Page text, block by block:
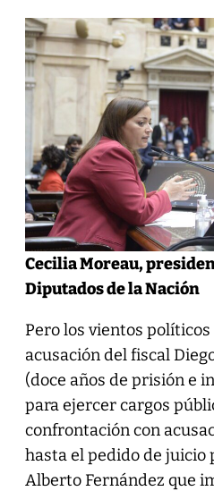
Cecilia Moreau,
Diputados de la Nación
Pero los vientos políticos
acusación del fiscal
(doce años de prisión e
para ejercer cargos
confrontación con
hasta el pedido de
Alberto Fernández que